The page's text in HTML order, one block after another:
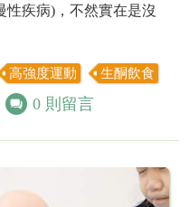
性疾病)，不然實在是沒
高強度運動 生酮飲食
0 則留言